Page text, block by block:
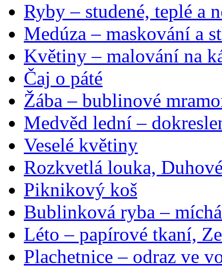
Ryby – studené, teplé a
Medúza – maskování a
Květiny – malování na
Čaj o páté
Žába – bublinové
Medvěd lední –
Veselé květiny
Rozkvetlá louka,
Piknikový koš
Bublinková ryba –
Léto – papírové tkaní,
Plachetnice – odraz ve